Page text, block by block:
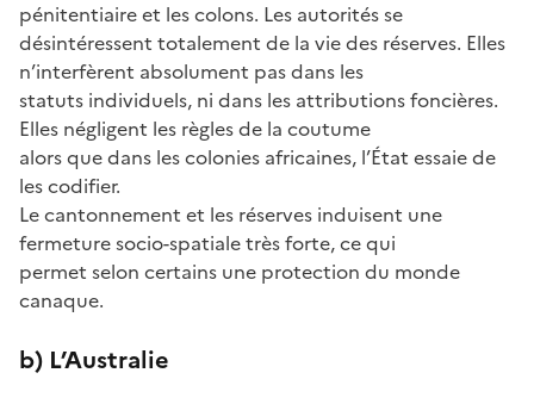
pénitentiaire et les colons. Les autorités se
désintéressent totalement de la vie des réserves. Elles
n’interfèrent absolument pas dans les
statuts individuels, ni dans les attributions foncières.
Elles négligent les règles de la coutume
alors que dans les colonies africaines, l’État essaie de
les codifier.
Le cantonnement et les réserves induisent une
fermeture socio-spatiale très forte, ce qui
permet selon certains une protection du monde
canaque.
b) L’Australie